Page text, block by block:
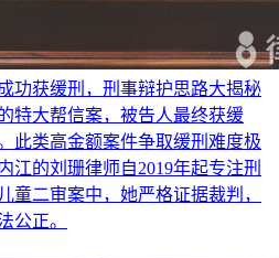
功获缓刑，刑事辩护思路大揭秘
特大帮信案，被告人最终获缓
此类高金额案件争取缓刑难度极
江的刘珊律师自2019年起专注刑
童二审案中，她严格证据裁判，
公正。